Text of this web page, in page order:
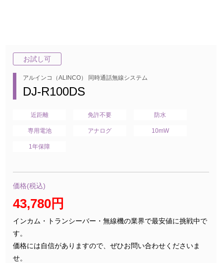
お試し可
アルインコ（ALINCO） 同時通話無線システム
DJ-R100DS
近距離 免許不要 防水
専用電池 アナログ 10mW
1年保障
価格(税込)
43,780円
インカム・トランシーバー・無線機の業界で最安値に挑戦中で
す。
価格には自信がありますので、ぜひお問い合わせくださいま
せ。